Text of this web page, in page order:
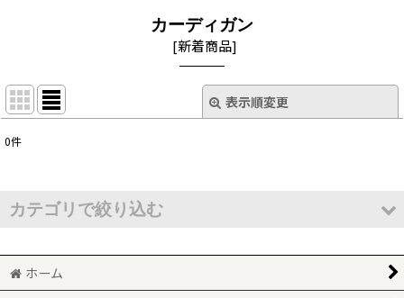
カーディガン
[新着商品]
表示順変更
並び順:
絞り込む
0件
カテゴリで絞り込む
トップス (全商品)
ホーム